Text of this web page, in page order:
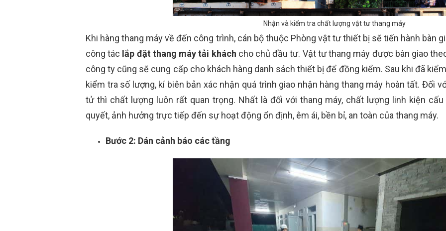
Nhận và kiểm tra chất lượng vật tư thang máy
Khi hàng thang máy về đến công trình, cán bộ thuộc Phòng vật tư thiết bị sẽ tiến hành bàn
công tác lắp đặt thang máy tải khách cho chủ đầu tư. Vật tư thang máy được bàn giao
công ty cũng sẽ cung cấp cho khách hàng danh sách thiết bị để đồng kiểm. Sau khi đã
kiểm tra số lượng, kí biên bản xác nhận quá trình giao nhận hàng thang máy hoàn tất. Đối
tử thì chất lượng luôn rất quan trọng. Nhất là đối với thang máy, chất lượng linh kiện
quyết, ảnh hưởng trực tiếp đến sự hoạt động ổn định, êm ái, bền bỉ, an toàn của thang máy.
Bước 2: Dán cảnh báo các tầng